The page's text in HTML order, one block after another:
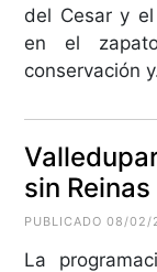
del Cesar y
en el
conservación
sin Reinas
PUBLICADO 08/02/
La